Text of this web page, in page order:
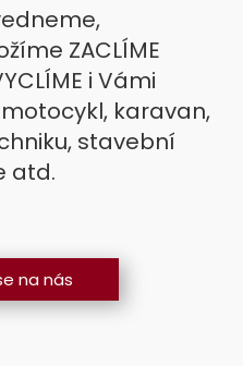
ZACLÍME
i Vámi
karavan,
stavební
atd.
na nás